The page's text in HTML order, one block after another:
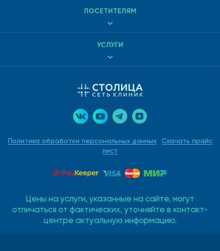
Политика обработки персональных данных
Скачать прайс
лист
ПОСЕТИТЕЛЯМ
УСЛУГИ
Цены на услуги, указанные на сайте, могут
отличаться от фактических, уточняйте в контакт-
центре актуальную информацию.